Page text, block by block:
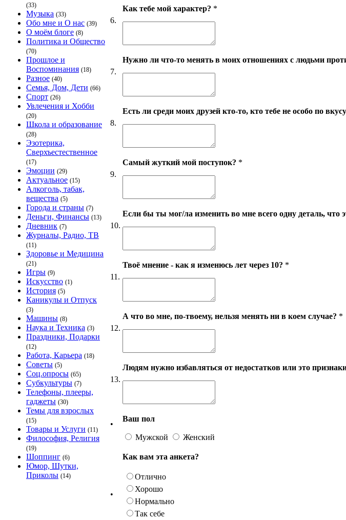
(33)
Музыка (33)
Обо мне и О нас (39)
О моём блоге (8)
Политика и Общество
(70)
Прошлое и
Воспоминания (18)
Разное (40)
Семья, Дом, Дети (66)
Спорт (26)
Увлечения и Хобби
(20)
Школа и образование
(28)
Эзотерика,
Сверхъестественное
(17)
Эмоции (29)
Актуальное (15)
Алкоголь, табак,
вещества (5)
Города и страны (7)
Деньги, Финансы (13)
Дневник (7)
Журналы, Радио, ТВ
(11)
Здоровье и Медицина
(21)
Игры (9)
Искусство (1)
История (5)
Каникулы и Отпуск
(3)
Машины (8)
Наука и Техника (3)
Праздники, Подарки
(12)
Работа, Карьера (18)
Советы (5)
Соц.опросы (65)
Субкультуры (7)
Телефоны, плееры,
гаджеты (30)
Темы для взрослых
(15)
Товары и Услуги (11)
Философия, Религия
(19)
Шоппинг (6)
Юмор, Шутки,
Приколы (14)
6.
Как тебе мой характер? *
7.
Нужно ли что-то менять в моих отношениях с людьми
8.
Есть ли среди моих друзей кто-то, кто тебе не особо по
9.
Самый жуткий мой поступок? *
10.
Если бы ты мог/ла изменить во мне всего одну деталь, что
11.
Твоё мнение - как я изменюсь лет через 10? *
12.
А что во мне, по-твоему, нельзя менять ни в коем случае? *
13.
Людям нужно избавляться от недостатков или это
•
Ваш пол
Мужской Женский
•
Как вам эта анкета?
Отлично
Хорошо
Нормально
Так себе